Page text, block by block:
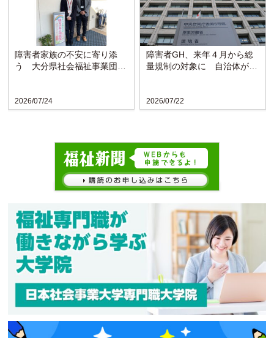
2026/07/24
障害者家族の不安に寄り添
う 大分県社会福祉事業団の
2026/07/22
障害者GH、来年４月から総
量規制の対象に 自治体がサ